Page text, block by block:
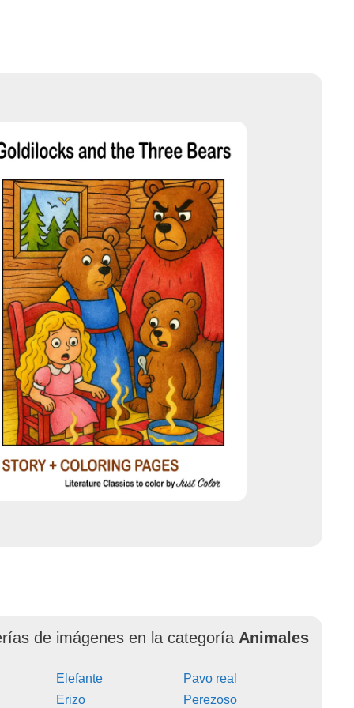
de imágenes en la categoría Animales
Elefante
Erizo
Pavo real
Perezoso